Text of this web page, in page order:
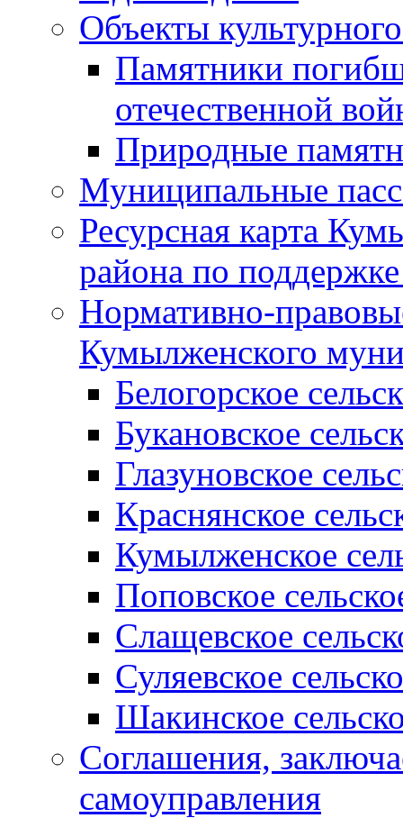
Объекты
Памятники
отечественной
Природные
Муниципальные
Ресурсная карта
района по
Нормативно-
Кумылженского
Белогорское
Букановское
Глазуновское
Краснянское
Кумылженское
Поповское
Слащевское
Суляевское
Шакинское
Соглашения,
самоуправления